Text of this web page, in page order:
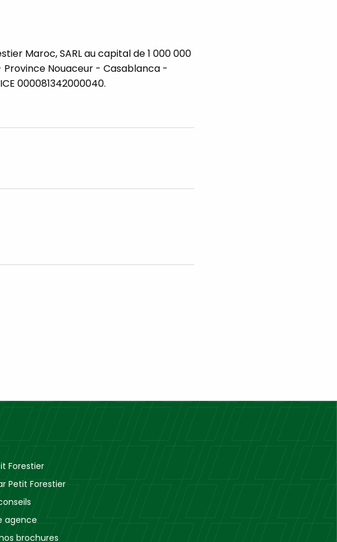
Maroc, SARL au capital de 1 000 000
Province Nouaceur - Casablanca -
000081342000040.
Forestier
Petit Forestier
agence
brochures